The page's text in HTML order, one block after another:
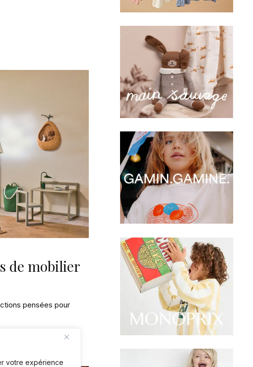
votre expérience
de mobilier
pensées pour